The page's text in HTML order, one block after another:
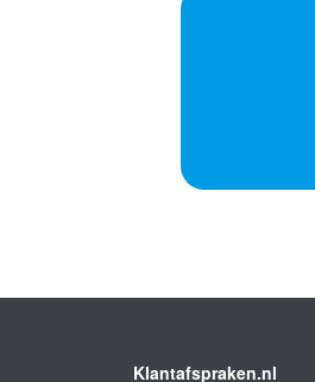
Klantafspraken.nl